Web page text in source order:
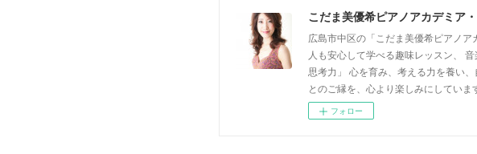
こだま美優希ピアノアカデミア
広島市中区の「こだま美優希ピアノ
人も安心して学べる趣味レッスン、
思考力」 心を育み、考える力を養い
とのご縁を、心より楽しみにしていま
フォロー